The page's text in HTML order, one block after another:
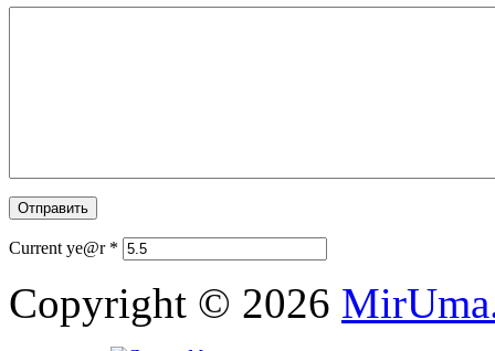
Current ye@r *
Copyright © 2026